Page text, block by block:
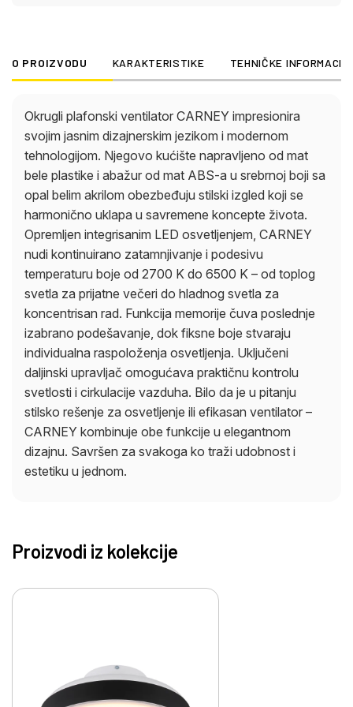
stilsko rešenje za osvetljenje ili efikasan ventilator –
estetiku u jednom.
O PROIZVODU KARAKTERISTIKE TEHNIČKE
Okrugli plafonski ventilator CARNEY impresionira
svojim jasnim dizajnerskim jezikom i modernom
tehnologijom. Njegovo kućište napravljeno od mat
bele plastike i abažur od mat ABS-a u srebrnoj boji sa
opal belim akrilom obezbeđuju stilski izgled koji se
harmonično uklapa u savremene koncepte života.
Opremljen integrisanim LED osvetljenjem, CARNEY
nudi kontinuirano zatamnjivanje i podesivu
temperaturu boje od 2700 K do 6500 K – od toplog
svetla za prijatne večeri do hladnog svetla za
koncentrisan rad. Funkcija memorije čuva poslednje
izabrano podešavanje, dok fiksne boje stvaraju
individualna raspoloženja osvetljenja. Uključeni
daljinski upravljač omogućava praktičnu kontrolu
svetlosti i cirkulacije vazduha. Bilo da je u pitanju
stilsko rešenje za osvetljenje ili efikasan ventilator –
CARNEY kombinuje obe funkcije u elegantnom
dizajnu. Savršen za svakoga ko traži udobnost i
estetiku u jednom.
Proizvodi iz kolekcije